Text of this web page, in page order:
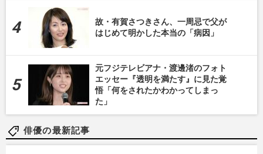
故・有賀さつきさん、一周忌で父が
はじめて明かした本当の「病因」
元フジテレビアナ・渡邊渚のフォト
エッセー『透明を満たす』に見た覚
悟「何をされたかわかってしまっ
た」
俳優の最新記事